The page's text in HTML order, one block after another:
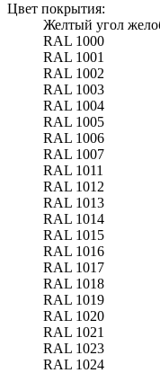
Цвет покрытия:
Желтый угол
RAL 1000
RAL 1001
RAL 1002
RAL 1003
RAL 1004
RAL 1005
RAL 1006
RAL 1007
RAL 1011
RAL 1012
RAL 1013
RAL 1014
RAL 1015
RAL 1016
RAL 1017
RAL 1018
RAL 1019
RAL 1020
RAL 1021
RAL 1023
RAL 1024